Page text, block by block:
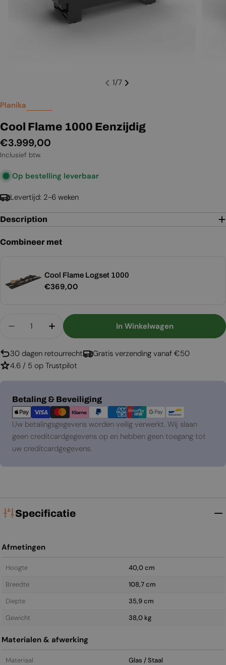
1/7
Planika
Cool Flame 1000 Eenzijdig
Normale
prijs
€3.999,00
Inclusief btw.
Op bestelling leverbaar
Levertijd: 2-6 weken
Description
Combineer met
Cool Flame Logset 1000
Normale
€369,00
Aantal Verlagen Voor Cool Flame 1000 Eenzijdig
Aantal Verhogen Voor Cool Flame
In Winkelwagen
30 dagen retourrecht
Gratis verzending vanaf €50
4.6 / 5 op Trustpilot
Betaling & Beveiliging
Betaalmethoden
Uw betalingsgegevens worden veilig verwerkt. Wij slaan
geen creditcardgegevens op en hebben geen toegang tot
uw creditcardgegevens.
Specificatie
Afmetingen
Hoogte
40,0 cm
Breedte
108,7 cm
Diepte
35,9 cm
Gewicht
38,0 kg
Materialen & afwerking
Materiaal
Glas / Staal